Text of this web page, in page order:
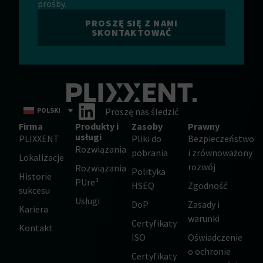
prośby.
PROSZĘ SIĘ Z NAMI
SKONTAKTOWAĆ
POLSKI
Proszę nas śledzić
Firma
PLIXXENT
Lokalizacje
Historie
sukcesu
Kariera
Kontakt
Produkty i
usługi
Rozwiązania
Rozwiązania
PUre³
Usługi
Zasoby
Pliki do
pobrania
Polityka
HSEQ
DoP
Certyfikaty
ISO
Certyfikaty
Prawny
Bezpieczeństwo
i zrównoważony
rozwój
Zgodność
Zasady i
warunki
Oświadczenie
o ochronie